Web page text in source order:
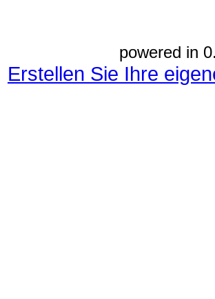
powered in
Erstellen Sie Ihre